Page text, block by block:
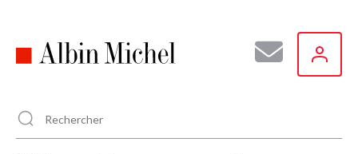
principal